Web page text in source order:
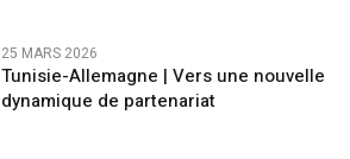
25 MARS 2026
Tunisie-Allemagne | Vers une nouvelle
dynamique de partenariat